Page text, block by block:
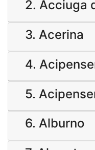
2. Acciuga
3. Acerina
4.
5.
6. Alburno